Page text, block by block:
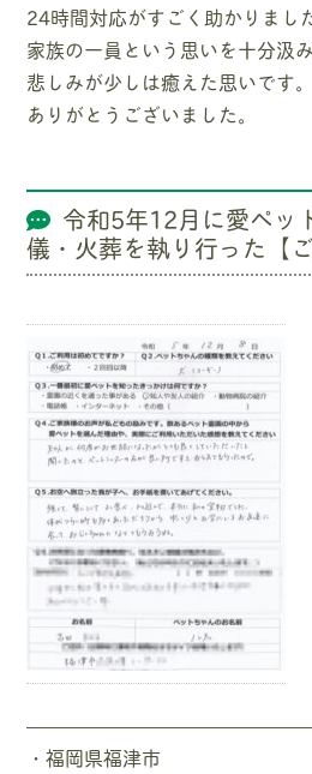
24時間対応がすごく助かりました
家族の一員という思いを十分汲
悲しみが少しは癒えた思いです。
ありがとうございました。
令和5年12月に愛ペッ
儀・火葬を執り行った【
・福岡県福津市